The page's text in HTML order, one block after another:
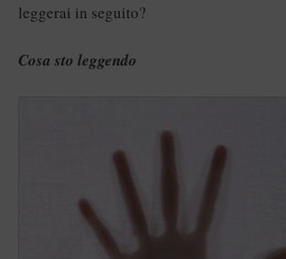
leggerai in seguito?
Cosa sto leggendo